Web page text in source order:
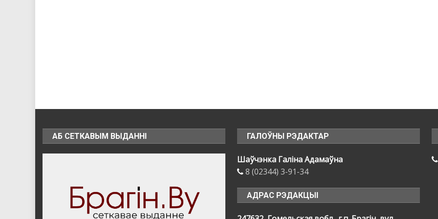
АБ СЕТКАВЫМ ВЫДАННІ ГАЛОЎНЫ РЭДАКТАР
Шаўчэнка Галіна Адамаўна
8 (02344) 3-91-34
АДРАС РЭДАКЦЫІ